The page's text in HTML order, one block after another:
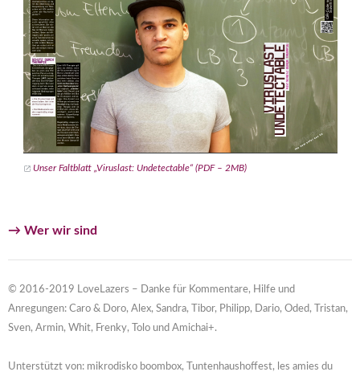
Unser Faltblatt „Viruslast: Undetectable“ (PDF – 2MB)
→ Wer wir sind
© 2016-2019 LoveLazers – Danke für Kommentare, Hilfe und
Anregungen: Caro & Doro, Alex, Sandra, Tibor, Philipp, Dario, Oded, Tristan,
Sven, Armin, Whit, Frenky, Tolo und Amichai+.
Unterstützt von: mikrodisko boombox, Tuntenhaushoffest, les amies du